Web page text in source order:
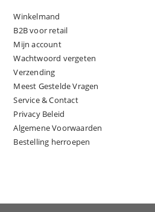
Winkelmand
B2B voor retail
Mijn account
Wachtwoord vergeten
Verzending
Meest Gestelde Vragen
Service & Contact
Privacy Beleid
Algemene Voorwaarden
Bestelling herroepen